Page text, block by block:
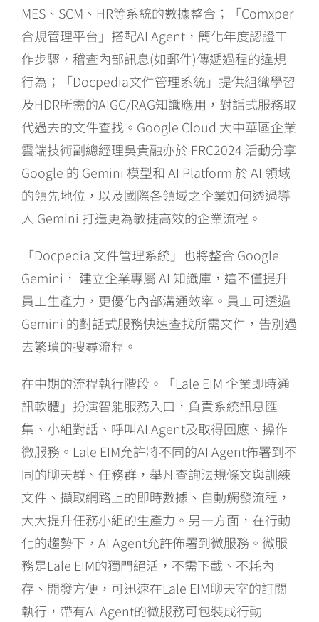
MES、SCM、HR等系統的數據整合；「Comxper
合規管理平台」搭配AI Agent，簡化年度認證工
作步驟，稽查內部訊息(如郵件)傳遞過程的違規
行為；「Docpedia文件管理系統」提供組織學習
及HDR所需的AIGC/RAG知識應用，對話式服務取
代過去的文件查找。Google Cloud 大中華區企業
雲端技術副總經理吳貴融亦於 FRC2024 活動分享
Google 的 Gemini 模型和 AI Platform 於 AI 領域
的領先地位，以及國際各領域之企業如何透過導
入 Gemini 打造更為敏捷高效的企業流程。
「Docpedia 文件管理系統」也將整合 Google
Gemini， 建立企業專屬 AI 知識庫，這不僅提升
員工生產力，更優化內部溝通效率。員工可透過
Gemini 的對話式服務快速查找所需文件，告別過
去繁瑣的搜尋流程。
在中期的流程執行階段。「Lale EIM 企業即時通
訊軟體」扮演智能服務入口，負責系統訊息匯
集、小組對話、呼叫AI Agent及取得回應、操作
微服務。Lale EIM允許將不同的AI Agent佈署到不
同的聊天群、任務群，舉凡查詢法規條文與訓練
文件、擷取網路上的即時數據、自動觸發流程，
大大提升任務小組的生產力。另一方面，在行動
化的趨勢下，AI Agent允許佈署到微服務。微服
務是Lale EIM的獨門絕活，不需下載、不耗內
存、開發方便，可迅速在Lale EIM聊天室的訂閱
執行，帶有AI Agent的微服務可包裝成行動